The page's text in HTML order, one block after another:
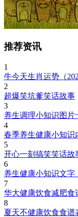
推荐资讯
1
牛今天生肖运势（
2
超爆笑坑爹笑话故事
3
养生调理小知识图片
4
春季养生健康小知识
5
开心一刻搞笑笑话故
6
养生健康小知识文
7
华大健康饮食减肥食
8
夏天不健康饮食食